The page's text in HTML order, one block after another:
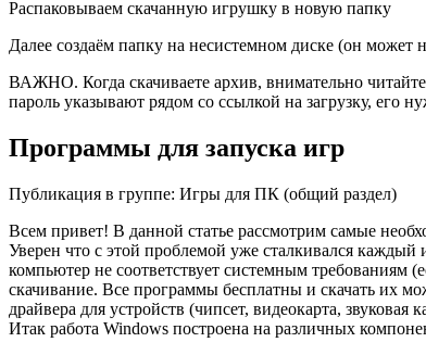
Распаковываем скачанную игрушку в новую папку
Далее создаём папку на несистемном диске (он
ВАЖНО. Когда скачиваете архив, внимательно
пароль указывают рядом со ссылкой на загрузку, его
Программы для запуска игр
Публикация в группе: Игры для ПК (общий раздел)
Всем привет! В данной статье рассмотрим самые
Уверен что с этой проблемой уже сталкивался
компьютер не соответствует системным
скачивание. Все программы бесплатны и скачать их
драйвера для устройств (чипсет, видеокарта, звуковая
Итак работа Windows построена на различных